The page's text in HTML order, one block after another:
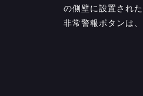
の側壁に設置され
非常警報ボタンは